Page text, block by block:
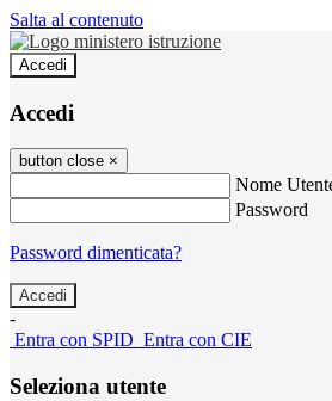
Salta al contenuto
Accedi
Accedi
button close ×
Nome
Password
Password dimenticata?
-
Entra con SPID Entra con CIE
Seleziona utente